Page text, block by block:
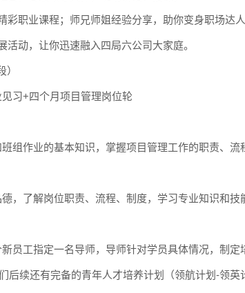
彩职业课程；师兄师姐经验分享，助你变身职场达人
活动，让你迅速融入四局六公司大家庭。
习+四个月项目管理岗位轮
组作业的基本知识，掌握项目管理工作的职责、流
， 了解岗位职责、流程、制度，学习专业知识和技
员工指定一名导师，导师针对学员具体情况，制定
后续还有完备的青年人才培养计划（领航计划-领